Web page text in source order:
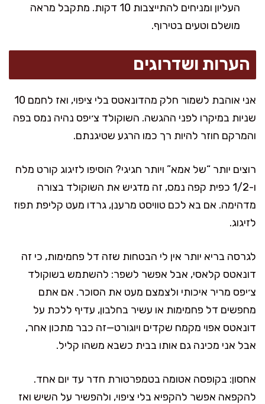
העליון ומניחים להתייצבות 10 דקות. מתקבל מראה
מושלם וטעים בטירוף.
הערות ושדרוגים
אני אוהבת לשמור חלק מהדונאטס בלי ציפוי, ואז לחמם 10
שניות במיקרו לפני ההגשה. השוקולד צ׳יפס נהיה נמס בפה
והמרקם חוזר להיות רך כמו הרגע שטיגנתם.
רוצים יותר “של אמא” ויותר חגיגי? הוסיפו לזיגוג קורט מלח
ו-1/2 כפית קפה נמס, זה מדגיש את השוקולד בצורה
מדהימה. אם בא לכם טוויסט מרענן, גרדו מעט קליפת תפוז
לזיגוג.
לגרסה בריא יותר אין לי הבטחות שזה דל פחמימות, כי זה
דונאטס קלאסי, אבל אפשר לשפר: להשתמש בשוקולד
צ׳יפס מריר איכותי ולצמצם מעט את הסוכר. אם אתם
מחפשים דל פחמימות או עשיר בחלבון, עדיף ללכת על
דונאטס אפוי מקמח שקדים ויוגורט—זה כבר מתכון אחר,
אבל אני מכינה גם אותו בבית כשבא משהו קליל.
אחסון: בקופסה אטומה בטמפרטורת חדר עד יום אחד.
להקפאה אפשר להקפיא בלי ציפוי, ולהפשיר על השיש ואז